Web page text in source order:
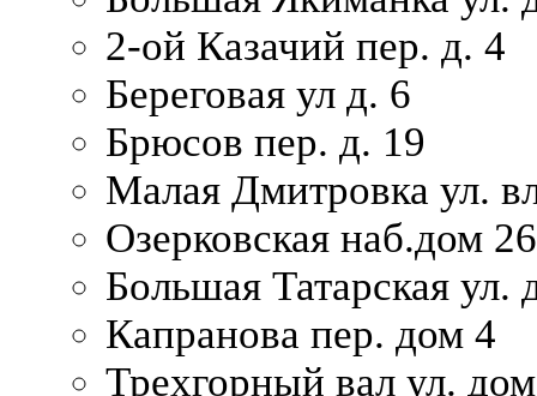
2-ой Казачий пер. д. 4
Береговая ул д. 6
Брюсов пер. д. 19
Малая Дмитровка ул.
Озерковская наб.дом 26
Большая Татарская ул.
Капранова пер. дом 4
Трехгорный вал ул.